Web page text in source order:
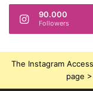
90.000
Followers
The Instagram
page